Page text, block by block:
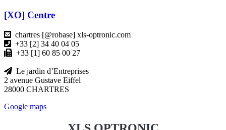
[XO] Centre
chartres [@robase] xls-optronic.com
+33 [2] 34 40 04 05
+33 [1] 60 85 00 27
Le jardin d’Entreprises
2 avenue Gustave Eiffel
28000 CHARTRES
Google maps